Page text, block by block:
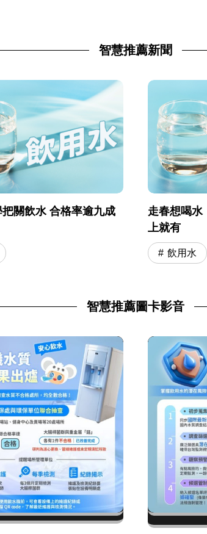
智慧推薦新聞
關飲水 合格率逾九成
走春想喝
上就有
飲用水
智慧推薦圖卡影音